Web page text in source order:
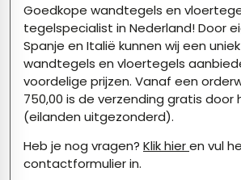
Goedkope wandtegels en
tegelspecialist in Nederland! Door
Spanje en Italië kunnen wij een
wandtegels en vloertegels
voordelige prijzen. Vanaf een
750,00 is de verzending gratis door
(eilanden uitgezonderd).
Heb je nog vragen? Klik hieren vul
contactformulier in.